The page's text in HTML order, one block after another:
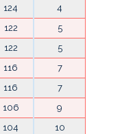
124
4
122
5
122
5
116
7
116
7
106
9
104
10